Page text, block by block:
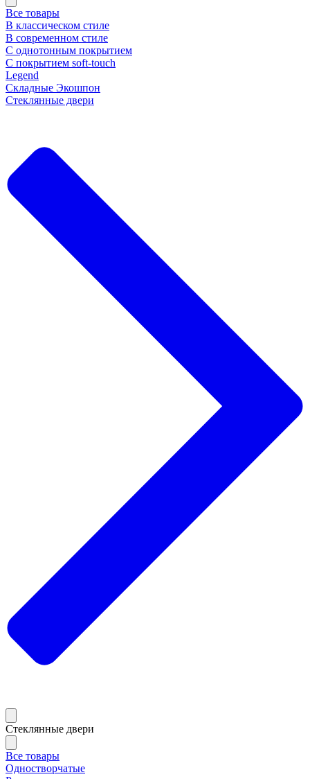
Все товары
В классическом стиле
В современном стиле
С однотонным покрытием
С покрытием soft-touch
Legend
Складные Экошпон
Стеклянные двери
Стеклянные двери
Все товары
Одностворчатые